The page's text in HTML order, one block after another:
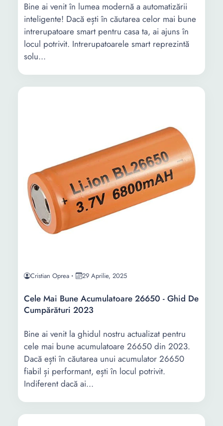
Bine ai venit în lumea modernă a automatizării
inteligente! Dacă ești în căutarea celor mai bune
intrerupatoare smart pentru casa ta, ai ajuns în
locul potrivit. Intrerupatoarele smart reprezintă
solu...
Cristian Oprea 29 Aprilie, 2025
Cele Mai Bune Acumulatoare 26650 - Ghid De
Cumpărături 2023
Bine ai venit la ghidul nostru actualizat pentru
cele mai bune acumulatoare 26650 din 2023.
Dacă ești în căutarea unui acumulator 26650
fiabil și performant, ești în locul potrivit.
Indiferent dacă ai...